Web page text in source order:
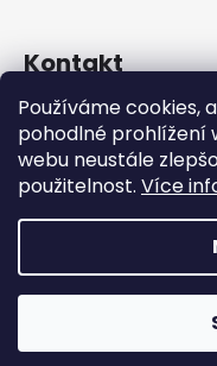
Používáme cookies,
pohodlné prohlížení
webu neustále
použitelnost. Více
📦 Minimální objednávka
nákup zdravotnického
Kontakt
+420603583759
https://
37445
https://
Copyright 2026
.